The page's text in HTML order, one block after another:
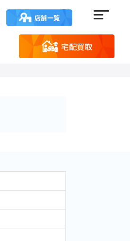
店舗一覧
宅配買取